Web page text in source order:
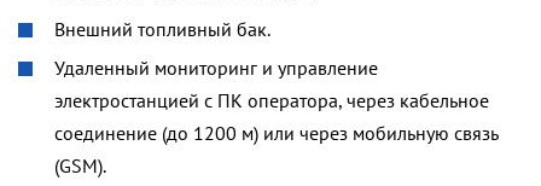
Внешний топливный бак.
Удаленный мониторинг и управление
электростанцией с ПК оператора, через кабельное
соединение (до 1200 м) или через мобильную связь
(GSM).